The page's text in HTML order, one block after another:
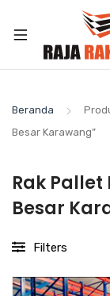
Beranda
Besar Karawang”
Rak
Besar
Filters